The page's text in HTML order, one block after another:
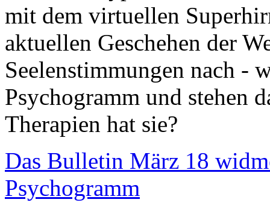
mit dem virtuellen
aktuellen Geschehen der
Seelenstimmungen nach -
Psychogramm und stehen
Therapien hat sie?
Das Bulletin März 18
Psychogramm